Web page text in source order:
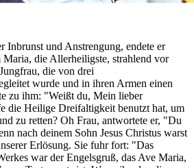
Inbrunst und Anstrengung, endete er
die Allerheiligste, strahlend vor
die von drei
wurde und in ihren Armen einen
zu ihm: "Weißt du, Mein lieber
die Heilige Dreifaltigkeit benutzt hat, um
zu retten? Oh Frau, antwortete er, "Du
nach deinem Sohn Jesus Christus warst
Erlösung. Sie fuhr fort: "Das
war der Engelsgruß, das Ave Maria,